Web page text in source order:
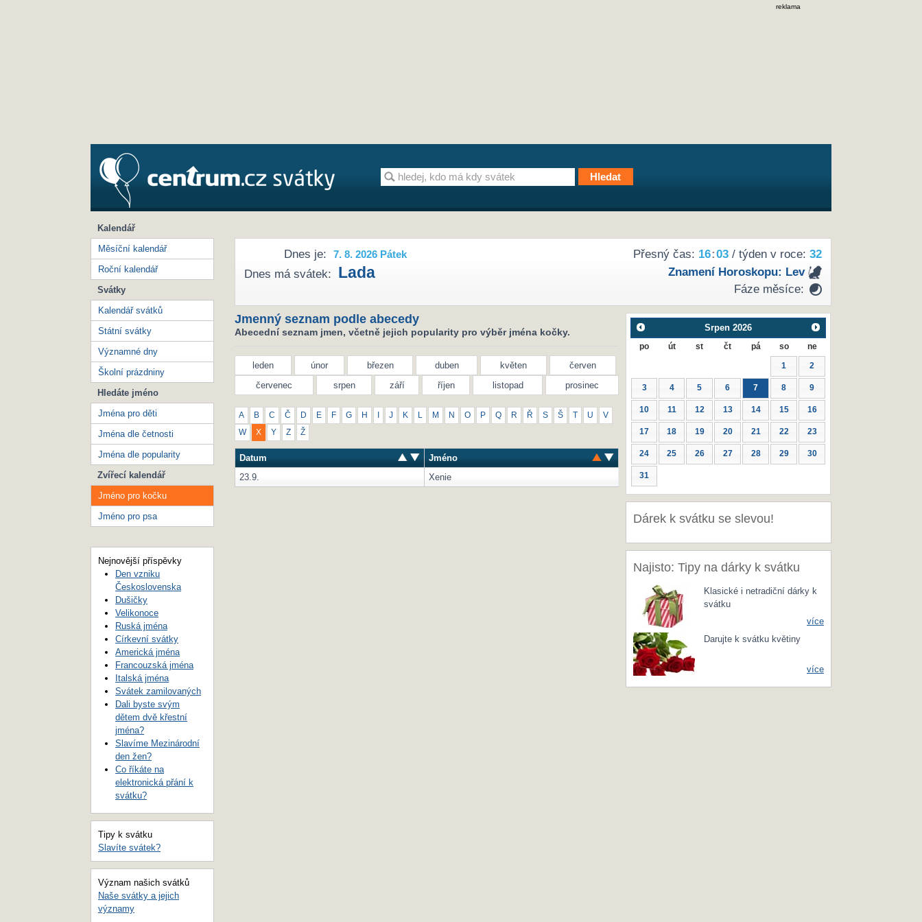
reklama
Přesný čas: 16:03/ týden v roce: 32
Znamení Horoskopu: Lev
Fáze měsíce:
Dnes je: 7. 8. 2026 Pátek
Dnes má svátek: Lada
Jmenný seznam podle abecedy
Abecední seznam jmen, včetně jejich popularity pro výběr jména kočky.
leden únor březen duben květen
červen
červenec
srpen září říjen listopad prosinec
A B C Č D E F G H J K M N O P Q R Ř S Š T U V
W X Y Z Ž
Datum
Jméno
23.9.
Xenie
Srpen 2026
po út st čt pá so ne
1 2
3 4 5 6 7 8 9
10 11 12 13 14 15 16
17 18 19 20 21 22 23
24 25 26 27 28 29 30
31
Dárek k svátku se slevou!
Najisto: Tipy na dárky k svátku
Klasické i netradiční dárky k
svátku
více
Darujte k svátku květiny
více
Kalendář
Měsíční kalendář
Roční kalendář
Svátky
Kalendář svátků
Státní svátky
Významné dny
Školní prázdniny
Hledáte jméno
Jména pro děti
Jména dle četnosti
Jména dle popularity
Zvířecí kalendář
Jméno pro kočku
Jméno pro psa
Nejnovější příspěvky
Den vzniku
Československa
Dušičky
Velikonoce
Ruská jména
Církevní svátky
Americká jména
Francouzská jména
Italská jména
Svátek zamilovaných
Dali byste svým
dětem dvě křestní
jména?
Slavíme Mezinárodní
den žen?
Co říkáte na
elektronická přání k
svátku?
Tipy k svátku
Slavíte svátek?
Význam našich svátků
Naše svátky a jejich
významy